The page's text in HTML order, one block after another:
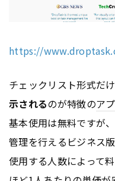
https://
チェックリスト形式だけ
示されるのが特徴のア
基本使用は無料ですが
管理を行えるビジネス版
使用する人数によって